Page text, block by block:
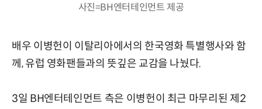
사진=BH엔터테인먼트 제공
배우 이병헌이 이탈리아에서의 한국영화 특별행사와 함
께, 유럽 영화팬들과의 뜻깊은 교감을 나눴다.
3일 BH엔터테인먼트 측은 이병헌이 최근 마무리된 제2